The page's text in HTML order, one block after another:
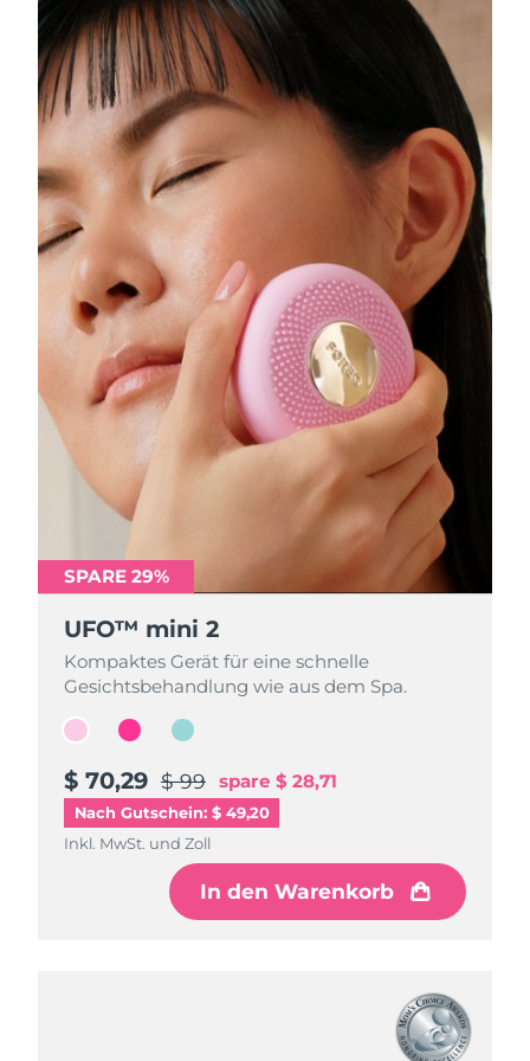
SPARE 29%
UFO™ mini 2
Kompaktes Gerät für eine schnelle
Gesichtsbehandlung wie aus dem Spa.
$ 70,29 $ 99 spare $ 28,71
Nach Gutschein: $ 49,20
Inkl. MwSt. und Zoll
In den Warenkorb
SPARE 29%
UFO™ mini 2
Kompaktes Gerät für eine schnelle
Gesichtsbehandlung wie aus dem Spa.
$ 70,29 $ 99 spare $ 28,71
Inkl. MwSt. und Zoll
In den Warenkorb
SPARE 29%
UFO™ mini 2
Kompaktes Gerät für eine schnelle
Gesichtsbehandlung wie aus dem Spa.
$ 70,29 $ 99 spare $ 28,71
Inkl. MwSt. und Zoll
In den Warenkorb